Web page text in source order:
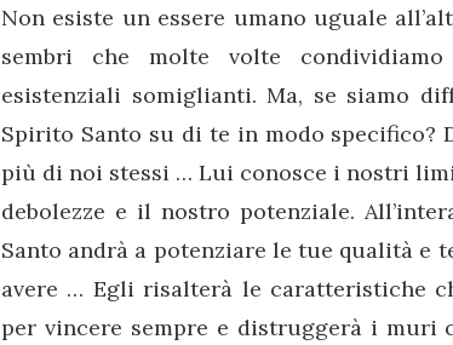
Non esiste un essere umano uguale
sembri che molte volte
esistenziali somiglianti. Ma, se siamo
Spirito Santo su di te in modo specifico?
più di noi stessi … Lui conosce i nostri
debolezze e il nostro potenziale.
Santo andrà a potenziare le tue qualità e
avere … Egli risalterà le caratteristiche
per vincere sempre e distruggerà i muri